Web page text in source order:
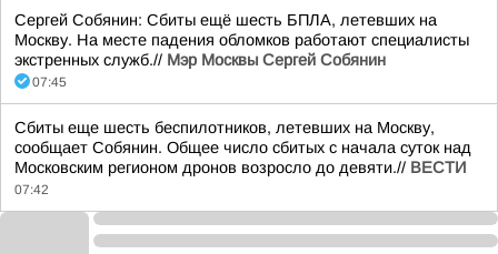
Сергей Собянин: Сбиты ещё шесть БПЛА, летевших на
Москву. На месте падения обломков работают специалисты
экстренных служб.// Мэр Москвы Сергей Собянин
07:45
Сбиты еще шесть беспилотников, летевших на Москву,
сообщает Собянин. Общее число сбитых с начала суток над
Московским регионом дронов возросло до девяти.// ВЕСТИ
07:42